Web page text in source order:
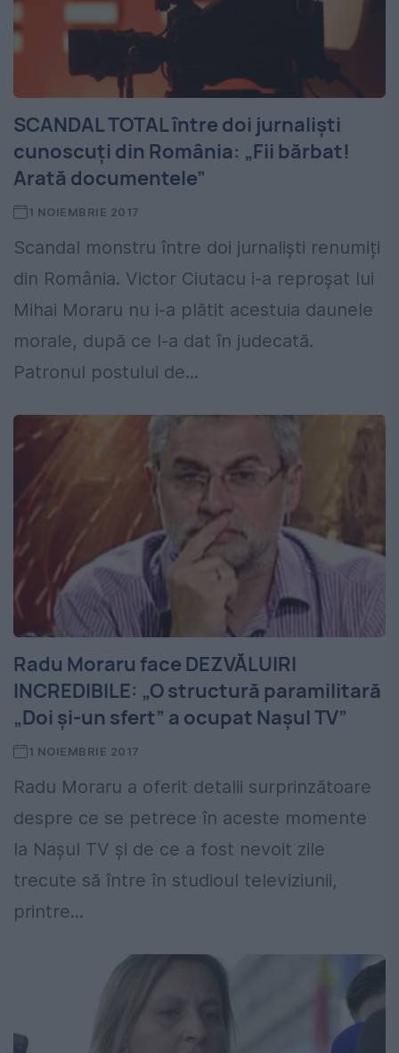
SCANDAL TOTAL între doi jurnaliști
cunoscuți din România: „Fii bărbat!
Arată documentele”
1 NOIEMBRIE 2017
Scandal monstru între doi jurnaliști renumiți
din România. Victor Ciutacu i-a reproșat lui
Mihai Moraru nu i-a plătit acestuia daunele
morale, după ce l-a dat în judecată.
Patronul postului de...
Radu Moraru face DEZVĂLUIRI
INCREDIBILE: „O structură paramilitară
„Doi şi-un sfert” a ocupat Naşul TV”
1 NOIEMBRIE 2017
Radu Moraru a oferit detalii surprinzătoare
despre ce se petrece în aceste momente
la Nașul TV și de ce a fost nevoit zile
trecute să între în studioul televiziunii,
printre...